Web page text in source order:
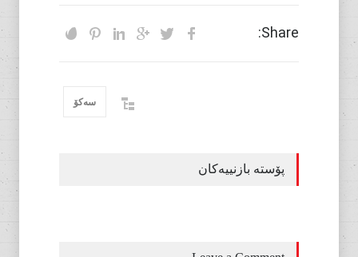
Share:
سەکۆ
پۆستە بازنییەکان